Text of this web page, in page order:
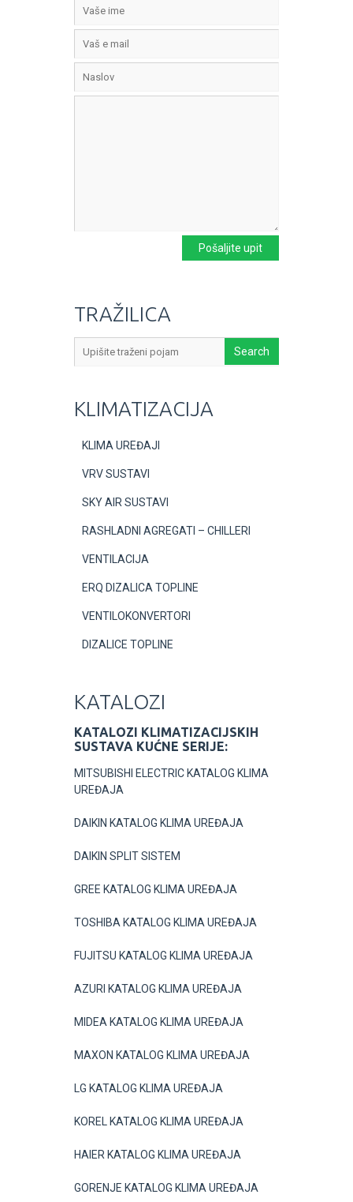
TRAŽILICA
KLIMATIZACIJA
KLIMA UREĐAJI
VRV SUSTAVI
SKY AIR SUSTAVI
RASHLADNI AGREGATI – CHILLERI
VENTILACIJA
ERQ DIZALICA TOPLINE
VENTILOKONVERTORI
DIZALICE TOPLINE
KATALOZI
KATALOZI KLIMATIZACIJSKIH
SUSTAVA KUĆNE SERIJE:
MITSUBISHI ELECTRIC KATALOG KLIMA
UREĐAJA
DAIKIN KATALOG KLIMA UREĐAJA
DAIKIN SPLIT SISTEM
GREE KATALOG KLIMA UREĐAJA
TOSHIBA KATALOG KLIMA UREĐAJA
FUJITSU KATALOG KLIMA UREĐAJA
AZURI KATALOG KLIMA UREĐAJA
MIDEA KATALOG KLIMA UREĐAJA
MAXON KATALOG KLIMA UREĐAJA
LG KATALOG KLIMA UREĐAJA
KOREL KATALOG KLIMA UREĐAJA
HAIER KATALOG KLIMA UREĐAJA
GORENJE KATALOG KLIMA UREĐAJA